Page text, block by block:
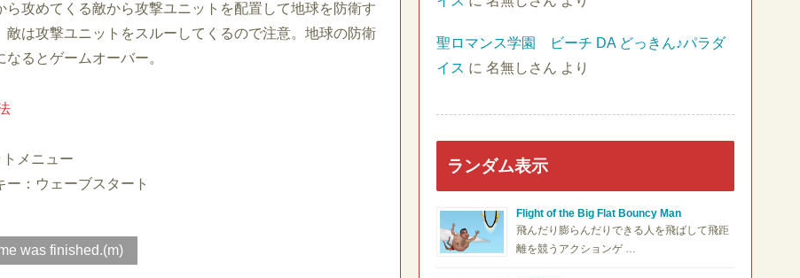
ら攻めてくる敵から攻撃ユニットを配置して地球を防衛す
敵は攻撃ユニットをスルーしてくるので注意。地球の防衛
なるとゲームオーバー。
メニュー
ー：ウェーブスタート
was finished.(m)
聖ロマンス学園 ビーチ DA どっきん♪パラダ
イス に 名無しさん より
ランダム表示
Flight of the Big Flat Bouncy Man
飛んだり膨らんだりできる人を飛ばして飛距
離を競うアクションゲ …